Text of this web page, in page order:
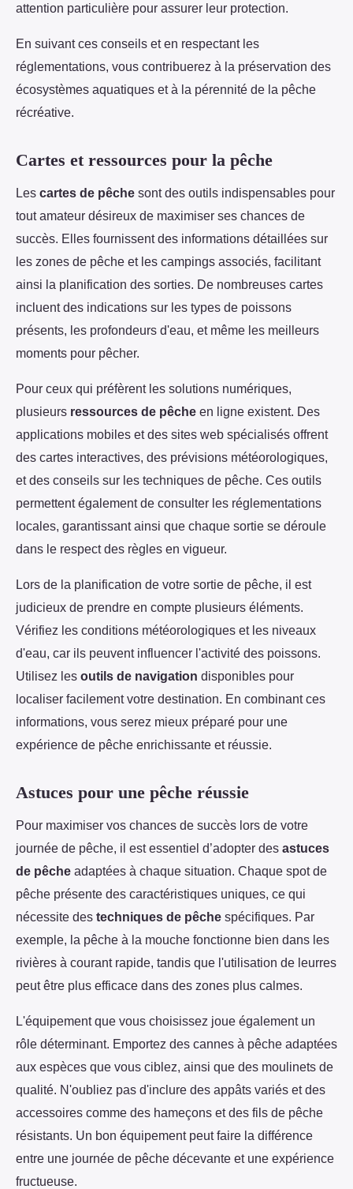
attention particulière pour assurer leur protection.
En suivant ces conseils et en respectant les
réglementations, vous contribuerez à la préservation des
écosystèmes aquatiques et à la pérennité de la pêche
récréative.
Cartes et ressources pour la pêche
Les cartes de pêche sont des outils indispensables pour
tout amateur désireux de maximiser ses chances de
succès. Elles fournissent des informations détaillées sur
les zones de pêche et les campings associés, facilitant
ainsi la planification des sorties. De nombreuses cartes
incluent des indications sur les types de poissons
présents, les profondeurs d'eau, et même les meilleurs
moments pour pêcher.
Pour ceux qui préfèrent les solutions numériques,
plusieurs ressources de pêche en ligne existent. Des
applications mobiles et des sites web spécialisés offrent
des cartes interactives, des prévisions météorologiques,
et des conseils sur les techniques de pêche. Ces outils
permettent également de consulter les réglementations
locales, garantissant ainsi que chaque sortie se déroule
dans le respect des règles en vigueur.
Lors de la planification de votre sortie de pêche, il est
judicieux de prendre en compte plusieurs éléments.
Vérifiez les conditions météorologiques et les niveaux
d'eau, car ils peuvent influencer l'activité des poissons.
Utilisez les outils de navigation disponibles pour
localiser facilement votre destination. En combinant ces
informations, vous serez mieux préparé pour une
expérience de pêche enrichissante et réussie.
Astuces pour une pêche réussie
Pour maximiser vos chances de succès lors de votre
journée de pêche, il est essentiel d’adopter des astuces
de pêche adaptées à chaque situation. Chaque spot de
pêche présente des caractéristiques uniques, ce qui
nécessite des techniques de pêche spécifiques. Par
exemple, la pêche à la mouche fonctionne bien dans les
rivières à courant rapide, tandis que l'utilisation de leurres
peut être plus efficace dans des zones plus calmes.
L'équipement que vous choisissez joue également un
rôle déterminant. Emportez des cannes à pêche adaptées
aux espèces que vous ciblez, ainsi que des moulinets de
qualité. N'oubliez pas d'inclure des appâts variés et des
accessoires comme des hameçons et des fils de pêche
résistants. Un bon équipement peut faire la différence
entre une journée de pêche décevante et une expérience
fructueuse.